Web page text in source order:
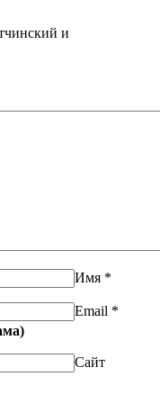
и
Имя *
Email *
Сайт